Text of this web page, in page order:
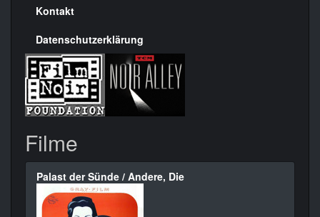
Kontakt
Datenschutzerklärung
Filme
Palast der Sünde / Andere, Die